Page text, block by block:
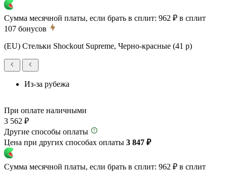
Сумма месячной платы, если брать в сплит: 962 ₽ в сплит
107 бонусов
(EU) Стельки Shockout Supreme, Черно-красные (41 р)
Из-за рубежа
При оплате наличными
3 562 ₽
Другие способы оплаты
Цена при других способах оплаты 3 847 ₽
Сумма месячной платы, если брать в сплит: 962 ₽ в сплит